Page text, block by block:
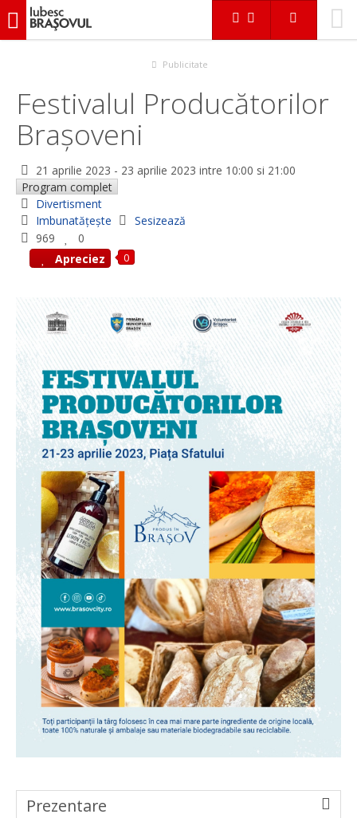
iubescbraşovul.ro
Festivalul Producătorilor Brașoveni
Publicitate
Festivalul Producătorilor
Brașoveni
21 aprilie 2023 - 23 aprilie 2023 intre 10:00 si 21:00
Program complet
Divertisment
Imbunatățește
Sesizează
969
0
Apreciez
0
Prezentare